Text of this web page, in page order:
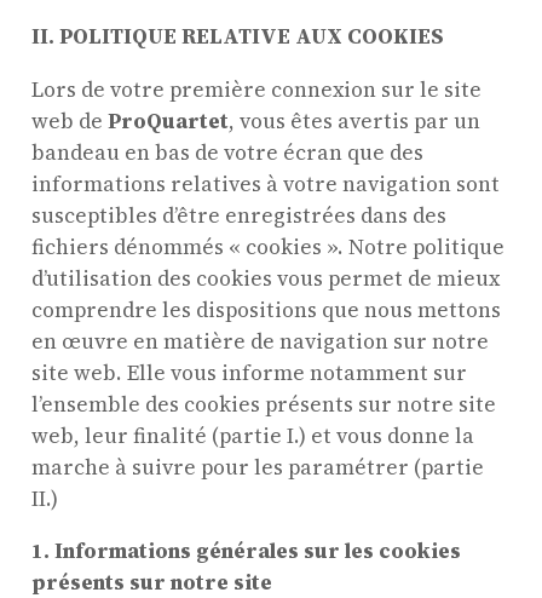
II. POLITIQUE RELATIVE AUX COOKIES
Lors de votre première connexion sur le site
web deProQuartet, vous êtes avertis par un
bandeau en bas de votre écran que des
informations relatives à votre navigation sont
susceptibles d’être enregistrées dans des
fichiers dénommés « cookies ». Notre politique
d’utilisation des cookies vous permet de mieux
comprendre les dispositions que nous mettons
en œuvre en matière de navigation sur notre
site web. Elle vous informe notamment sur
l’ensemble des cookies présents sur notre site
web, leur finalité (partie I.) et vous donne la
marche à suivre pour les paramétrer (partie
II.)
1. Informations générales sur les cookies
présents sur notre site
CONTACT
INSCRIPTION INFOLETTRES
PETITES ANNONCES